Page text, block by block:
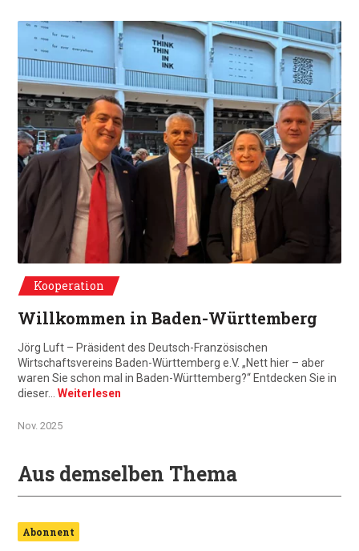
Kooperation
Willkommen in Baden-Württemberg
Jörg Luft – Präsident des Deutsch-Französischen
Wirtschaftsvereins Baden-Württemberg e.V. „Nett hier – aber
waren Sie schon mal in Baden-Württemberg?“ Entdecken Sie in
dieser… Weiterlesen
Nov. 2025
Aus demselben Thema
Abonnent